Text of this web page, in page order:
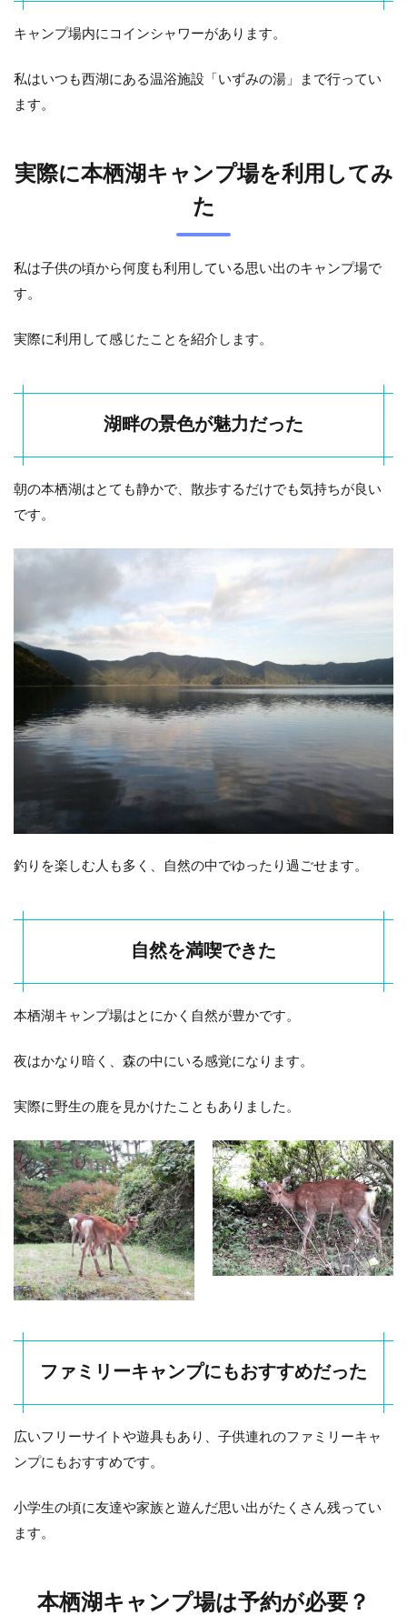
キャンプ場内にコインシャワーがあります。
私はいつも西湖にある温浴施設「いずみの湯」まで行ってい
ます。
実際に本栖湖キャンプ場を利用してみ
た
私は子供の頃から何度も利用している思い出のキャンプ場で
す。
実際に利用して感じたことを紹介します。
湖畔の景色が魅力だった
朝の本栖湖はとても静かで、散歩するだけでも気持ちが良い
です。
釣りを楽しむ人も多く、自然の中でゆったり過ごせます。
自然を満喫できた
本栖湖キャンプ場はとにかく自然が豊かです。
夜はかなり暗く、森の中にいる感覚になります。
実際に野生の鹿を見かけたこともありました。
ファミリーキャンプにもおすすめだった
広いフリーサイトや遊具もあり、子供連れのファミリーキャ
ンプにもおすすめです。
小学生の頃に友達や家族と遊んだ思い出がたくさん残ってい
ます。
本栖湖キャンプ場は予約が必要？